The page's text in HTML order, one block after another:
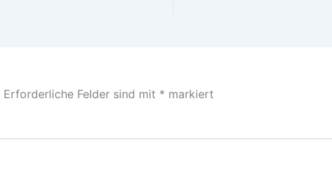
Erforderliche Felder sind mit * markiert